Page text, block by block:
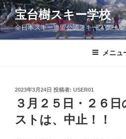
コ
ン
テ
ン
宝台樹スキー学校
全日本スキー連盟公認スキースクール
メニュ
投
稿
日:
2023年3月24日 投稿者: USER01
３月２５日・２６
ストは、中止！！